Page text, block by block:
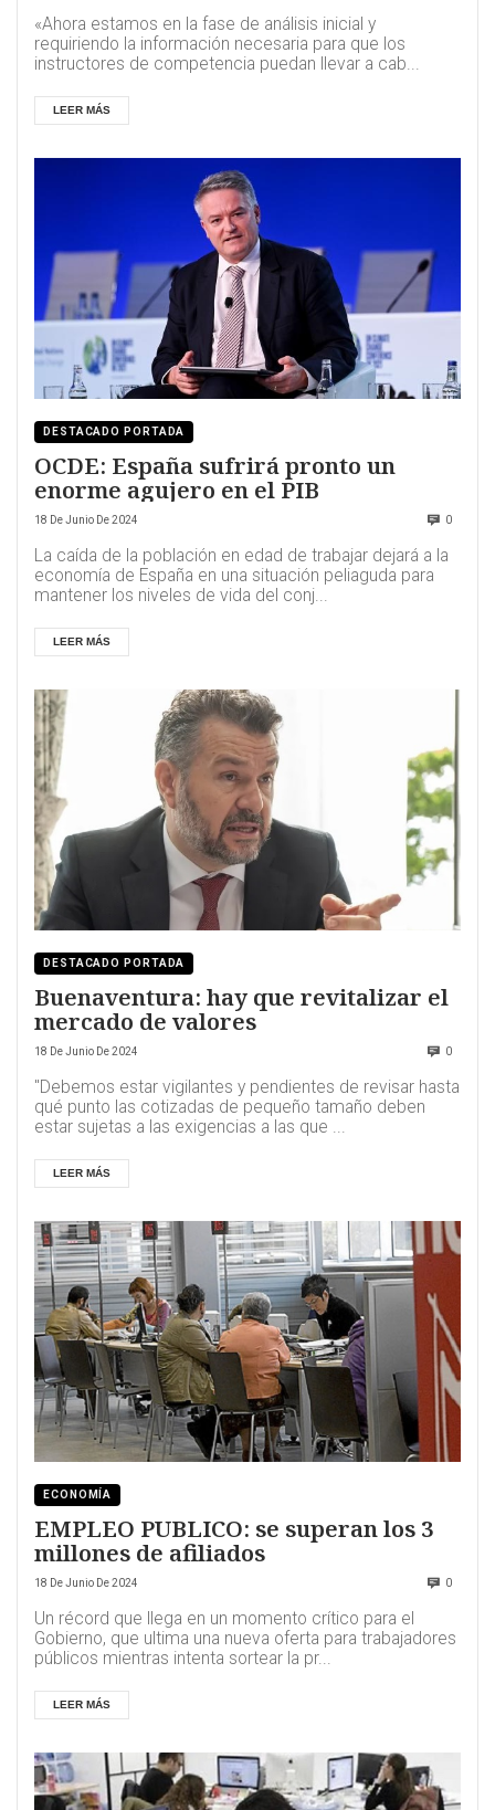
«Ahora estamos en la fase de análisis inicial y
requiriendo la información necesaria para que los
instructores de competencia puedan llevar a cab...
LEER MÁS
DESTACADO PORTADA
OCDE: España sufrirá pronto un
enorme agujero en el PIB
18 De Junio De 2024 0
La caída de la población en edad de trabajar dejará a la
economía de España en una situación peliaguda para
mantener los niveles de vida del conj...
LEER MÁS
DESTACADO PORTADA
Buenaventura: hay que revitalizar el
mercado de valores
18 De Junio De 2024 0
"Debemos estar vigilantes y pendientes de revisar hasta
qué punto las cotizadas de pequeño tamaño deben
estar sujetas a las exigencias a las que ...
LEER MÁS
ECONOMÍA
EMPLEO PUBLICO: se superan los 3
millones de afiliados
18 De Junio De 2024 0
Un récord que llega en un momento crítico para el
Gobierno, que ultima una nueva oferta para trabajadores
públicos mientras intenta sortear la pr...
LEER MÁS